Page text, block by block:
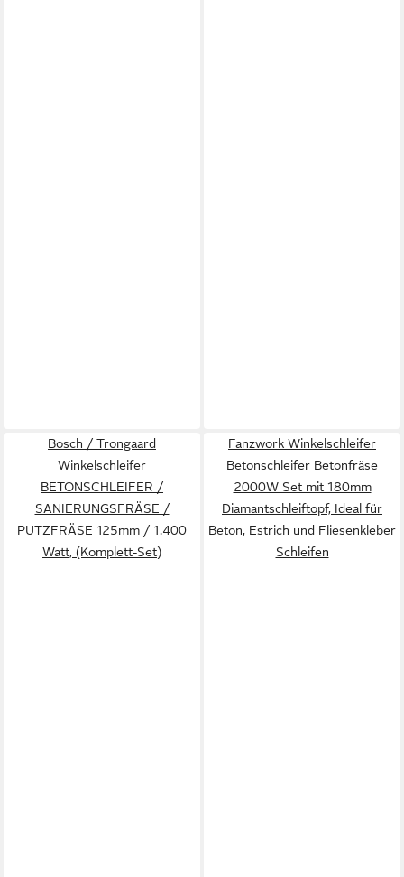
Bosch / Trongaard
Winkelschleifer
BETONSCHLEIFER /
SANIERUNGSFRÄSE /
PUTZFRÄSE 125mm / 1.400
Watt, (Komplett-Set)
Fanzwork Winkelschleifer
Betonschleifer Betonfräse
2000W Set mit 180mm
Diamantschleiftopf, Ideal für
Beton, Estrich und Fliesenkleber
Schleifen